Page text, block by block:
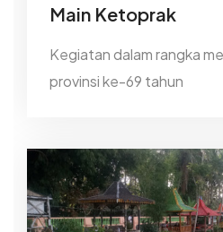
Main Ketoprak
Kegiatan dalam rangka
provinsi ke-69 tahun